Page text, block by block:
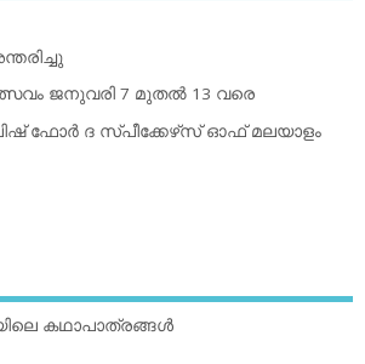
ജനുവരി 7 മുതല്‍ 13 വരെ
ഫോര്‍ ദ സ്പീക്കേഴ്‌സ് ഓഫ് മലയാളം
കഥാപാത്രങ്ങള്‍